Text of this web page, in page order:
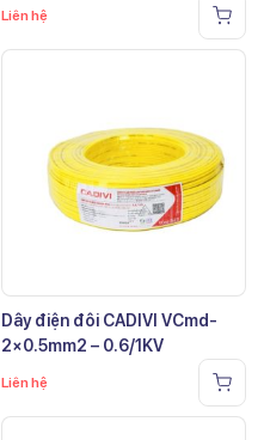
Liên hệ
Dây điện đôi CADIVI VCmd-
2×0.5mm2 – 0.6/1KV
Liên hệ